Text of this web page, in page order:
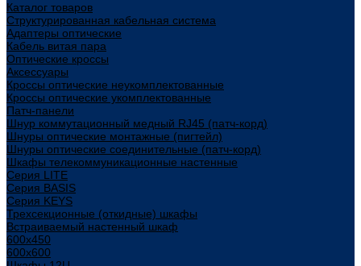
Каталог товаров
Структурированная кабельная система
Адаптеры оптические
Кабель витая пара
Оптические кроссы
Аксессуары
Кроссы оптические неукомплектованные
Кроссы оптические укомплектованные
Патч-панели
Шнур коммутационный медный RJ45 (патч-корд)
Шнуры оптические монтажные (пигтейл)
Шнуры оптические соединительные (патч-корд)
Шкафы телекоммуникационные настенные
Cерия LITE
Cерия BASIS
Cерия KEYS
Трехсекционные (откидные) шкафы
Встраиваемый настенный шкаф
600x450
600x600